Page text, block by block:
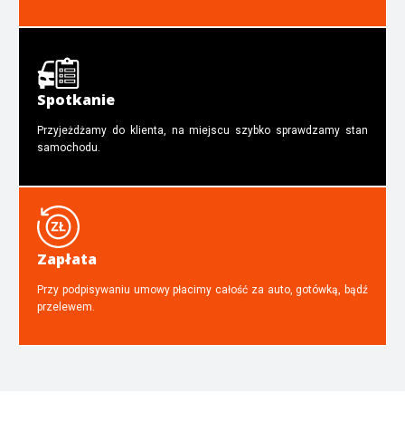
Spotkanie
Przyjeżdżamy do klienta, na miejscu szybko sprawdzamy stan
samochodu.
Zapłata
Przy podpisywaniu umowy płacimy całość za auto, gotówką, bądź
przelewem.